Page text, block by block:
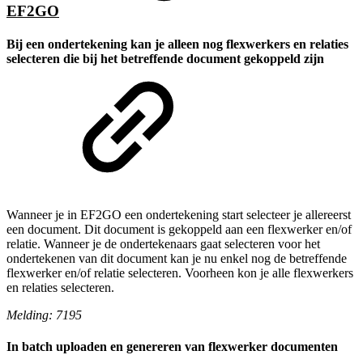
EF2GO
Bij een ondertekening kan je alleen nog flexwerkers en relaties
selecteren die bij het betreffende document gekoppeld zijn
Wanneer je in EF2GO een ondertekening start selecteer je allereerst
een document. Dit document is gekoppeld aan een flexwerker en/of
relatie. Wanneer je de ondertekenaars gaat selecteren voor het
ondertekenen van dit document kan je nu enkel nog de betreffende
flexwerker en/of relatie selecteren. Voorheen kon je alle flexwerkers
en relaties selecteren.
Melding: 7195
In batch uploaden en genereren van flexwerker documenten